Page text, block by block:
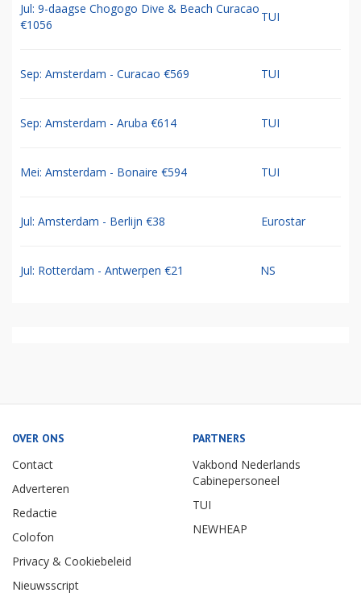
Jul: 9-daagse Chogogo Dive & Beach Curacao
€1056
TUI
Sep: Amsterdam - Curacao €569 TUI
Sep: Amsterdam - Aruba €614 TUI
Mei: Amsterdam - Bonaire €594 TUI
Jul: Amsterdam - Berlijn €38 Eurostar
Jul: Rotterdam - Antwerpen €21 NS
OVER ONS
Contact
Adverteren
Redactie
Colofon
Privacy & Cookiebeleid
Nieuwsscript
PARTNERS
Vakbond Nederlands
Cabinepersoneel
TUI
NEWHEAP